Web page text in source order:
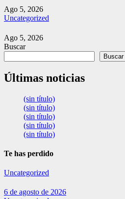
Ago 5, 2026
Uncategorized
Ago 5, 2026
Buscar
Buscar
Últimas noticias
(sin título)
(sin título)
(sin título)
(sin título)
(sin título)
Te has perdido
Uncategorized
6 de agosto de 2026